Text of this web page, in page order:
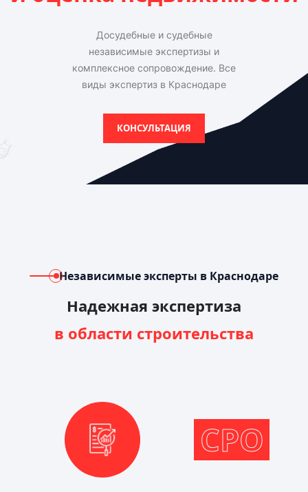
Досудебные и судебные
независимые экспертизы и
комплексное сопровождение. Все
виды экспертиз в Краснодаре
КОНСУЛЬТАЦИЯ
Независимые эксперты в Краснодаре
Надежная экспертиза
в области строительства
СРО